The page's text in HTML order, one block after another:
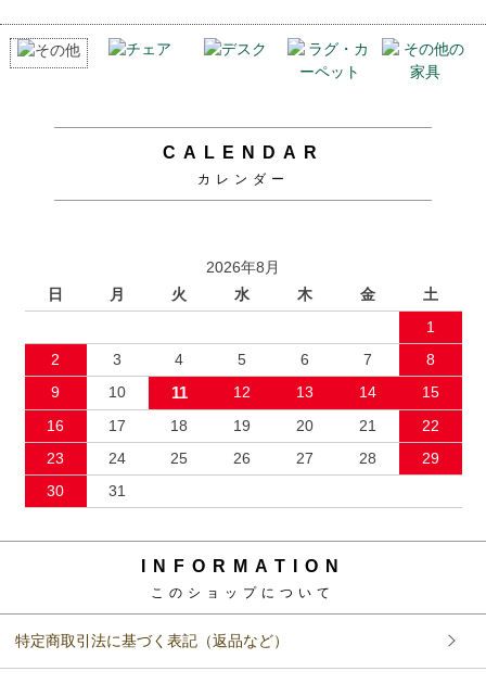
CALENDAR
カレンダー
2026年8月
日
月 火 水 木 金
土
1
2
3 4 5 6 7
8
9
10 11 12 13 14
15
16
17 18 19 20 21
22
23
24 25 26 27 28
29
30
31
INFORMATION
このショップについて
特定商取引法に基づく表記（返品など）